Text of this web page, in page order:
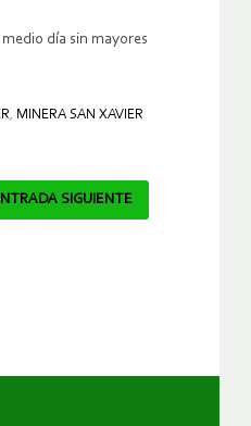
día sin mayores
, MINERA SAN XAVIER
SIGUIENTE